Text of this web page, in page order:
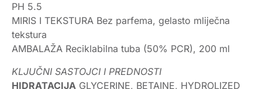
PH 5.5
MIRIS I TEKSTURA Bez parfema, gelasto mliječna
tekstura
AMBALAŽA Reciklabilna tuba (50% PCR), 200 ml
KLJUČNI SASTOJCI I PREDNOSTI
HIDRATACIJA GLYCERINE, BETAINE, HYDROLIZED